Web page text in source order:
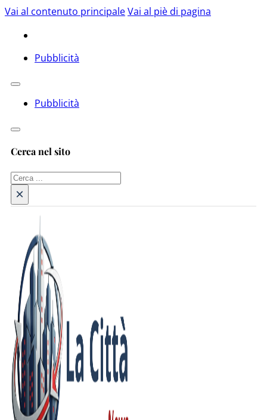
Vai al contenuto principaleVai al piè di pagina
Pubblicità
Pubblicità
Cerca nel sito
Cerca
×